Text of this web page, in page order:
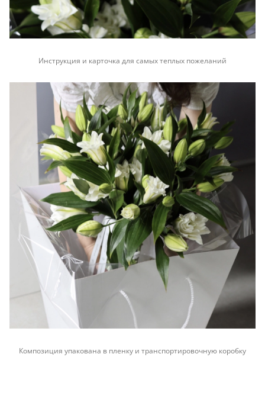
Инструкция и карточка для самых теплых пожеланий
Композиция упакована в пленку и транспортировочную коробку